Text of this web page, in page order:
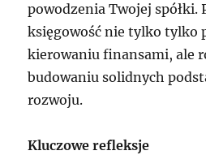
powodzenia Twojej spółki.
księgowość nie tylko tylko
kierowaniu finansami, ale
budowaniu solidnych
rozwoju.
Kluczowe refleksje